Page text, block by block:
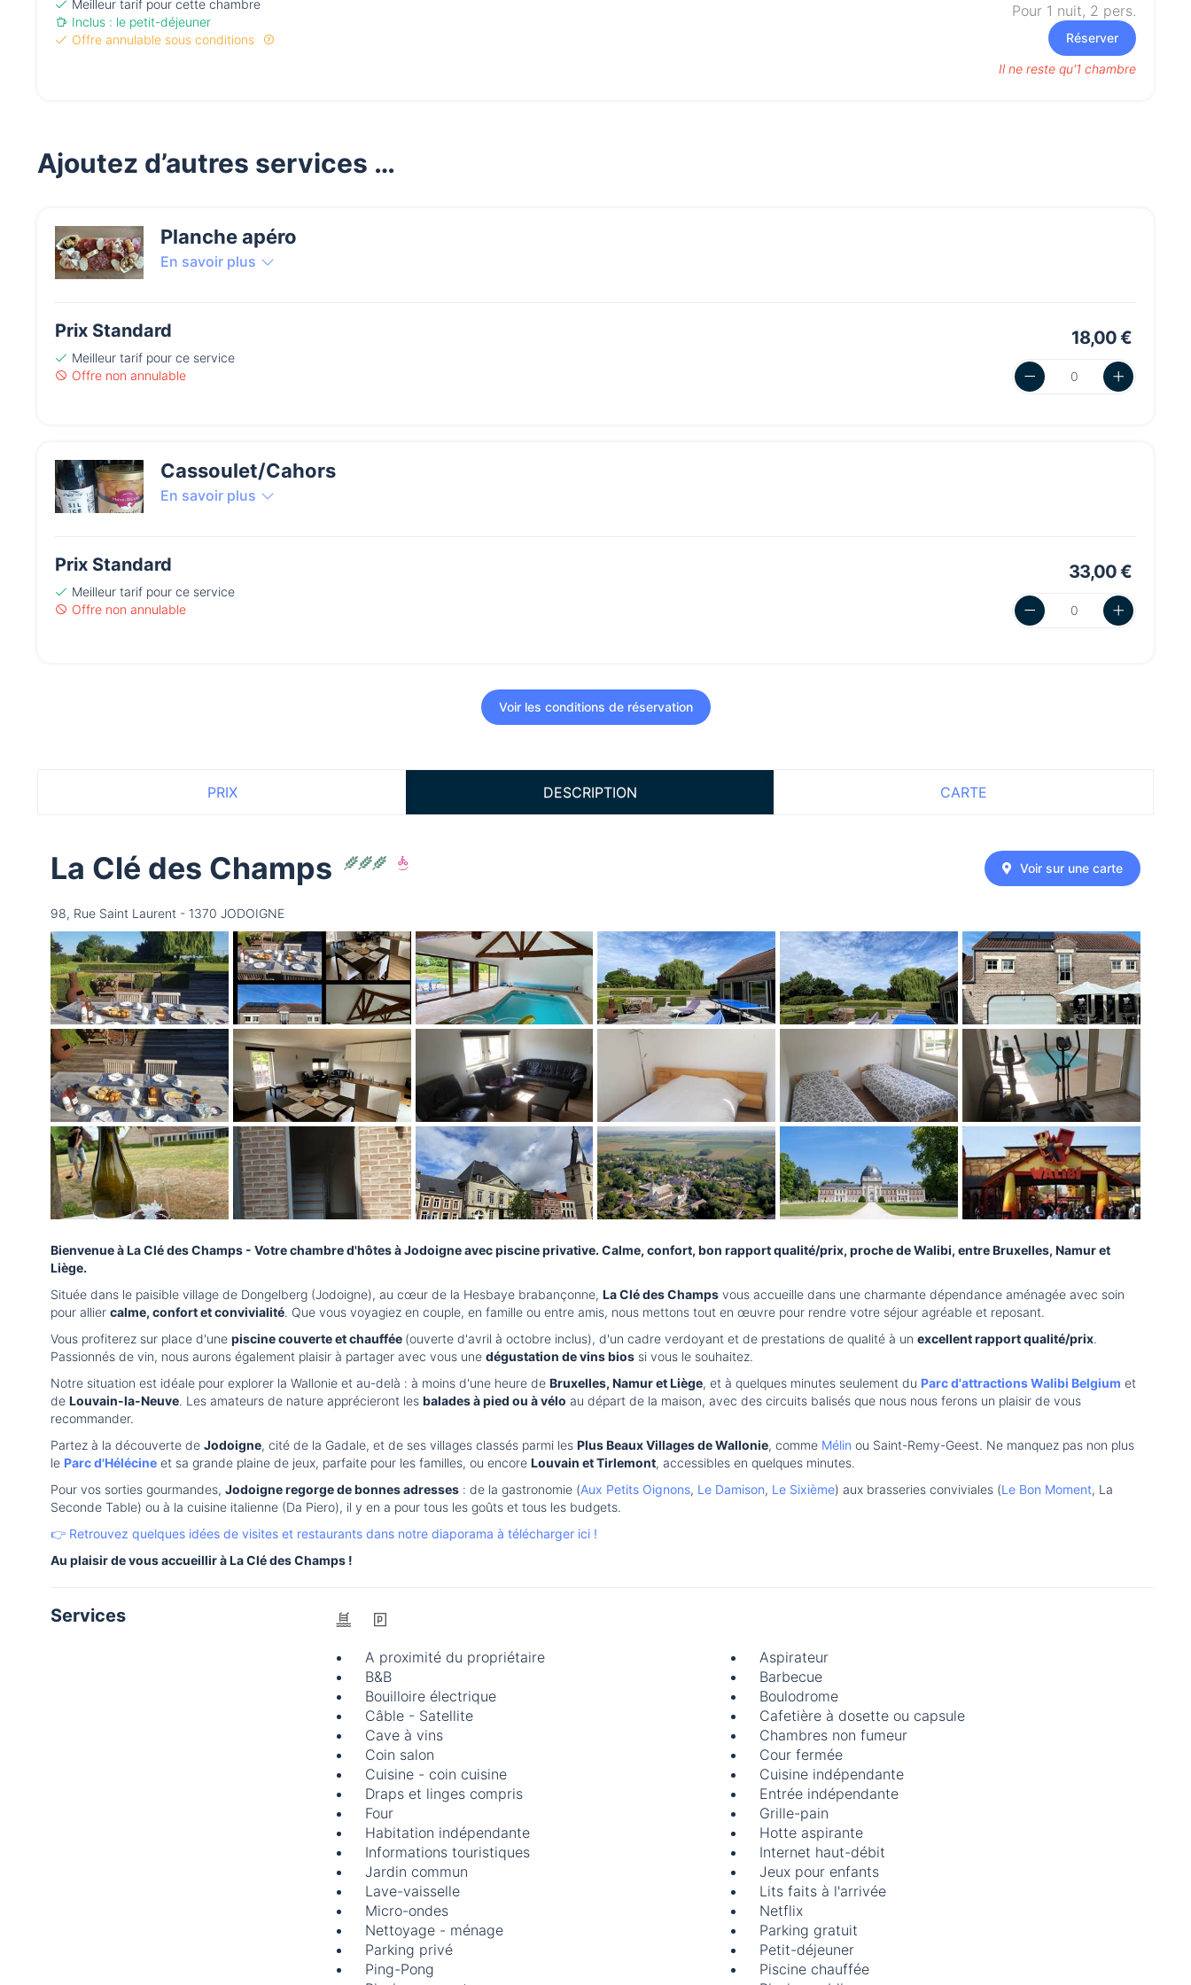
Meilleur tarif pour cette chambre
Inclus : le petit-déjeuner
Offre annulable sous conditions
Pour 1 nuit, 2 pers.
Réserver
Il ne reste qu'1 chambre
Ajoutez d’autres services …
Planche apéro
En savoir plus
Prix Standard
Meilleur tarif pour ce service
Offre non annulable
18,00 €
Cassoulet/Cahors
En savoir plus
Prix Standard
Meilleur tarif pour ce service
Offre non annulable
33,00 €
Voir les conditions de réservation
PRIX DESCRIPTION CARTE
La Clé des Champs
98, Rue Saint Laurent - 1370 JODOIGNE
Voir sur une carte
Bienvenue à La Clé des Champs - Votre chambre d'hôtes à Jodoigne avec piscine privative. Calme, confort, bon rapport qualité/prix, proche de Walibi, entre Bruxelles, Namur et
Liège.
Située dans le paisible village de Dongelberg (Jodoigne), au cœur de la Hesbaye brabançonne, La Clé des Champs vous accueille dans une charmante dépendance aménagée avec soin
pour allier calme, confort et convivialité. Que vous voyagiez en couple, en famille ou entre amis, nous mettons tout en œuvre pour rendre votre séjour agréable et reposant.
Vous profiterez sur place d'une piscine couverte et chauffée (ouverte d'avril à octobre inclus), d'un cadre verdoyant et de prestations de qualité à un excellent rapport qualité/prix.
Passionnés de vin, nous aurons également plaisir à partager avec vous une dégustation de vins bios si vous le souhaitez.
Notre situation est idéale pour explorer la Wallonie et au-delà : à moins d'une heure de Bruxelles, Namur et Liège, et à quelques minutes seulement du Parc d'attractions Walibi Belgium et
de Louvain-la-Neuve. Les amateurs de nature apprécieront les balades à pied ou à vélo au départ de la maison, avec des circuits balisés que nous nous ferons un plaisir de vous
recommander.
Partez à la découverte de Jodoigne, cité de la Gadale, et de ses villages classés parmi les Plus Beaux Villages de Wallonie, comme Mélin ou Saint-Remy-Geest. Ne manquez pas non plus
le Parc d'Hélécine et sa grande plaine de jeux, parfaite pour les familles, ou encore Louvain et Tirlemont, accessibles en quelques minutes.
Pour vos sorties gourmandes, Jodoigne regorge de bonnes adresses : de la gastronomie (Aux Petits Oignons, Le Damison, Le Sixième) aux brasseries conviviales (Le Bon Moment, La
Seconde Table) ou à la cuisine italienne (Da Piero), il y en a pour tous les goûts et tous les budgets.
👉 Retrouvez quelques idées de visites et restaurants dans notre diaporama à télécharger ici !
Au plaisir de vous accueillir à La Clé des Champs !
Services
A proximité du propriétaire
Aspirateur
B&B
Barbecue
Bouilloire électrique
Boulodrome
Câble - Satellite
Cafetière à dosette ou capsule
Cave à vins
Chambres non fumeur
Coin salon
Cour fermée
Cuisine - coin cuisine
Cuisine indépendante
Draps et linges compris
Entrée indépendante
Four
Grille-pain
Habitation indépendante
Hotte aspirante
Informations touristiques
Internet haut-débit
Jardin commun
Jeux pour enfants
Lave-vaisselle
Lits faits à l'arrivée
Micro-ondes
Netflix
Nettoyage - ménage
Parking gratuit
Parking privé
Petit-déjeuner
Ping-Pong
Piscine chauffée